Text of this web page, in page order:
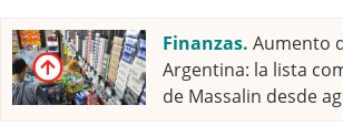
Finanzas. Aumento
Argentina: la lista
de Massalin desde